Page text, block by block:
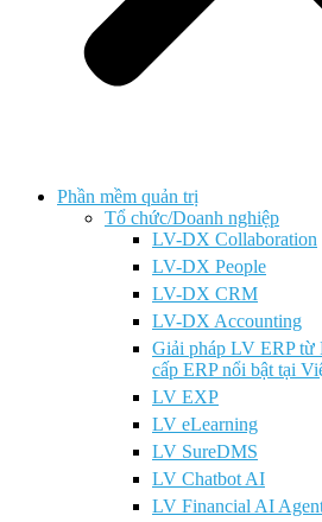
Phần mềm quản trị
Tổ chức/Doanh nghiệp
LV-DX Collaboration
LV-DX People
LV-DX CRM
LV-DX Accounting
Giải pháp LV ERP từ
cấp ERP nổi bật tại
LV EXP
LV eLearning
LV SureDMS
LV Chatbot AI
LV Financial AI